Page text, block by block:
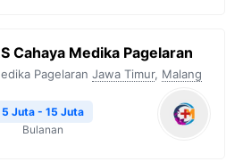
Cahaya Medika Pagelaran
Pagelaran Jawa Timur, Malang
5 Juta - 15 Juta
Bulanan